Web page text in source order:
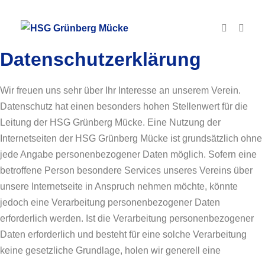
Suche-
Datenschutzerklärung
Wir freuen uns sehr über Ihr Interesse an unserem Verein.
Datenschutz hat einen besonders hohen Stellenwert für die
Leitung der HSG Grünberg Mücke. Eine Nutzung der
Internetseiten der HSG Grünberg Mücke ist grundsätzlich ohne
jede Angabe personenbezogener Daten möglich. Sofern eine
betroffene Person besondere Services unseres Vereins über
unsere Internetseite in Anspruch nehmen möchte, könnte
jedoch eine Verarbeitung personenbezogener Daten
erforderlich werden. Ist die Verarbeitung personenbezogener
Daten erforderlich und besteht für eine solche Verarbeitung
keine gesetzliche Grundlage, holen wir generell eine